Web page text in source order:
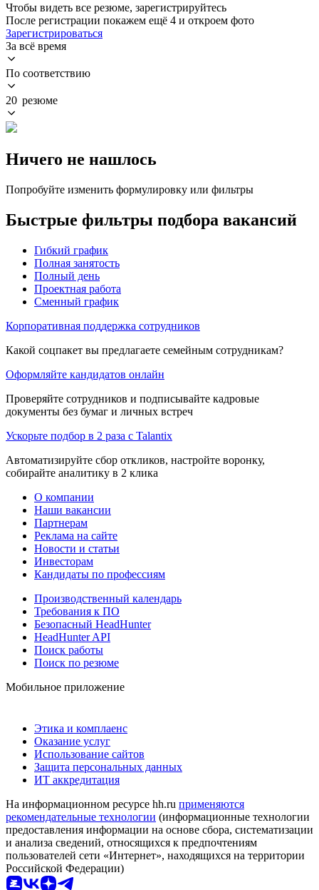
Чтобы видеть все резюме, зарегистрируйтесь
После регистрации покажем ещё 4 и откроем фото
Зарегистрироваться
За всё время
По соответствию
20 резюме
Ничего не нашлось
Попробуйте изменить формулировку или фильтры
Быстрые фильтры подбора вакансий
Гибкий график
Полная занятость
Полный день
Проектная работа
Сменный график
Корпоративная поддержка сотрудников
Какой соцпакет вы предлагаете семейным сотрудникам?
Оформляйте кандидатов онлайн
Проверяйте сотрудников и подписывайте кадровые
документы без бумаг и личных встреч
Ускорьте подбор в 2 раза с Talantix
Автоматизируйте сбор откликов, настройте воронку,
собирайте аналитику в 2 клика
О компании
Наши вакансии
Партнерам
Реклама на сайте
Новости и статьи
Инвесторам
Кандидаты по профессиям
Производственный календарь
Требования к ПО
Безопасный HeadHunter
HeadHunter API
Поиск работы
Поиск по резюме
Мобильное приложение
Этика и комплаенс
Оказание услуг
Использование сайтов
Защита персональных данных
ИТ аккредитация
На информационном ресурсе hh.ru применяются
рекомендательные технологии (информационные технологии
предоставления информации на основе сбора, систематизации
и анализа сведений, относящихся к предпочтениям
пользователей сети «Интернет», находящихся на территории
Российской Федерации)